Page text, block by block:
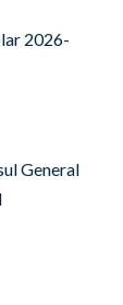
2026-
General